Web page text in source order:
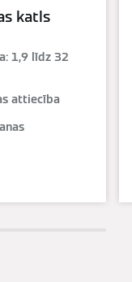
katls
1,9 līdz 32
attiecība